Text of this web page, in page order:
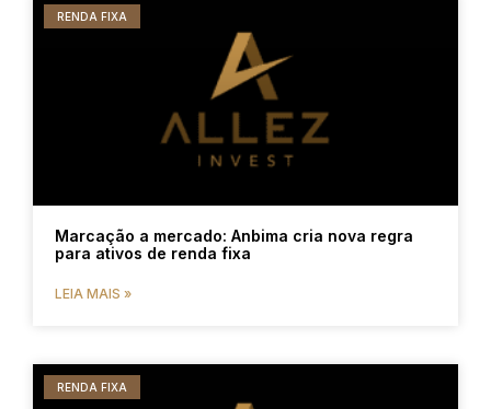
RENDA FIXA
Marcação a mercado: Anbima cria nova regra
para ativos de renda fixa
LEIA MAIS »
RENDA FIXA